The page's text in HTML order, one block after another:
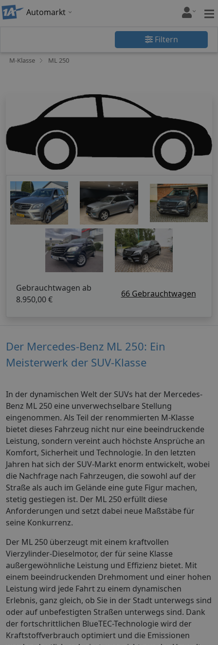
Automarkt
Filtern
M-Klasse ML 250
Gebrauchtwagen ab
8.950,00 €
66 Gebrauchtwagen
Der Mercedes-Benz ML 250: Ein
Meisterwerk der SUV-Klasse
In der dynamischen Welt der SUVs hat der Mercedes-
Benz ML 250 eine unverwechselbare Stellung
eingenommen. Als Teil der renommierten M-Klasse
bietet dieses Fahrzeug nicht nur eine beeindruckende
Leistung, sondern vereint auch höchste Ansprüche an
Komfort, Sicherheit und Technologie. In den letzten
Jahren hat sich der SUV-Markt enorm entwickelt, wobei
die Nachfrage nach Fahrzeugen, die sowohl auf der
Straße als auch im Gelände eine gute Figur machen,
stetig gestiegen ist. Der ML 250 erfüllt diese
Anforderungen und setzt dabei neue Maßstäbe für
seine Konkurrenz.
Der ML 250 überzeugt mit einem kraftvollen
Vierzylinder-Dieselmotor, der für seine Klasse
außergewöhnliche Leistung und Effizienz bietet. Mit
einem beeindruckenden Drehmoment und einer hohen
Leistung wird jede Fahrt zu einem dynamischen
Erlebnis, ganz gleich, ob Sie in der Stadt unterwegs sind
oder auf unbefestigten Straßen unterwegs sind. Dank
der fortschrittlichen BlueTEC-Technologie wird der
Kraftstoffverbrauch optimiert und die Emissionen